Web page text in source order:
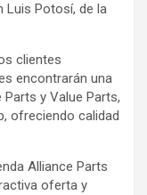
Luis Potosí, de la
clientes
encontrarán una
y Value Parts,
ofreciendo calidad
Alliance Parts
oferta y